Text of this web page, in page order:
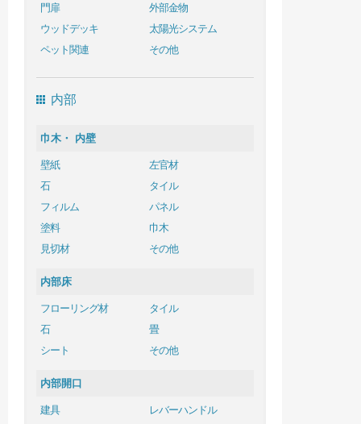
門扉
外部金物
ウッドデッキ
太陽光システム
ペット関連
その他
内部
巾木・ 内壁
壁紙
左官材
石
タイル
フィルム
パネル
塗料
巾木
見切材
その他
内部床
フローリング材
タイル
石
畳
シート
その他
内部開口
建具
レバーハンドル